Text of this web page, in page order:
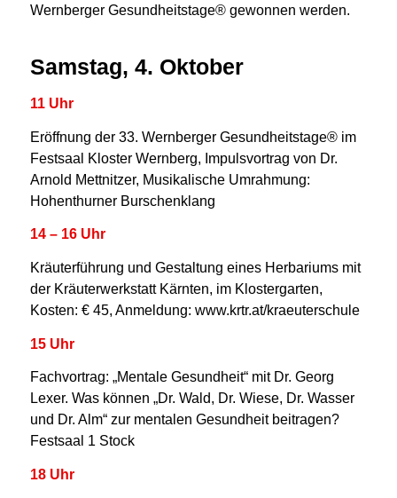
Wernberger Gesundheitstage® gewonnen werden.
Samstag, 4. Oktober
11 Uhr
Eröffnung der 33. Wernberger Gesundheitstage® im
Festsaal Kloster Wernberg, Impulsvortrag von Dr.
Arnold Mettnitzer, Musikalische Umrahmung:
Hohenthurner Burschenklang
14 – 16 Uhr
Kräuterführung und Gestaltung eines Herbariums mit
der Kräuterwerkstatt Kärnten, im Klostergarten,
Kosten: € 45, Anmeldung: www.krtr.at/kraeuterschule
15 Uhr
Fachvortrag: „Mentale Gesundheit“ mit Dr. Georg
Lexer. Was können „Dr. Wald, Dr. Wiese, Dr. Wasser
und Dr. Alm“ zur mentalen Gesundheit beitragen?
Festsaal 1 Stock
18 Uhr